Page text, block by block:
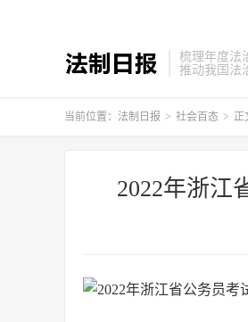
梳理年度法
推动我国法
当前位置： 法制日报 > 社会百态 > 正
2022年浙江